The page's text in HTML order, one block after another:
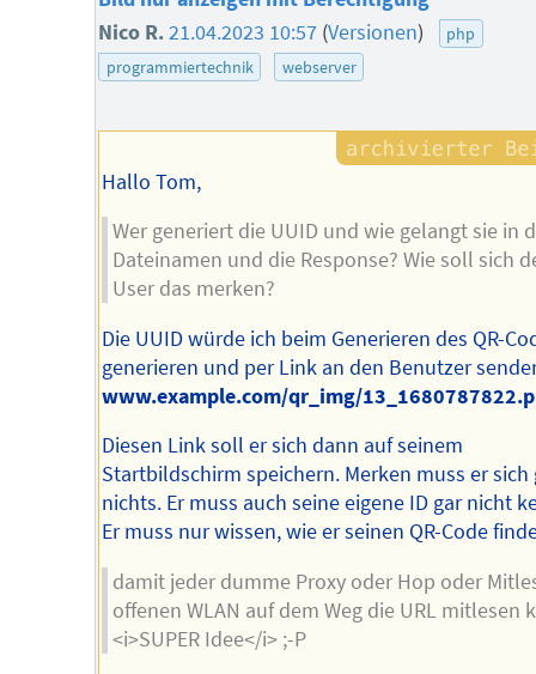
Nico R.21.04.2023 10:57 (Versionen)
php
programmiertechnik
webserver
Hallo Tom,
Wer generiert die UUID und wie gelangt sie in
Dateinamen und die Response? Wie soll sich
User das merken?
Die UUID würde ich beim Generieren des QR-
generieren und per Link an den Benutzer
www.example.com/qr_img/
Diesen Link soll er sich dann auf seinem
Startbildschirm speichern. Merken muss er sich
nichts. Er muss auch seine eigene ID gar nicht
Er muss nur wissen, wie er seinen QR-Code
damit jeder dumme Proxy oder Hop oder
offenen WLAN auf dem Weg die URL mitlesen
<i>SUPER Idee</i> ;-P